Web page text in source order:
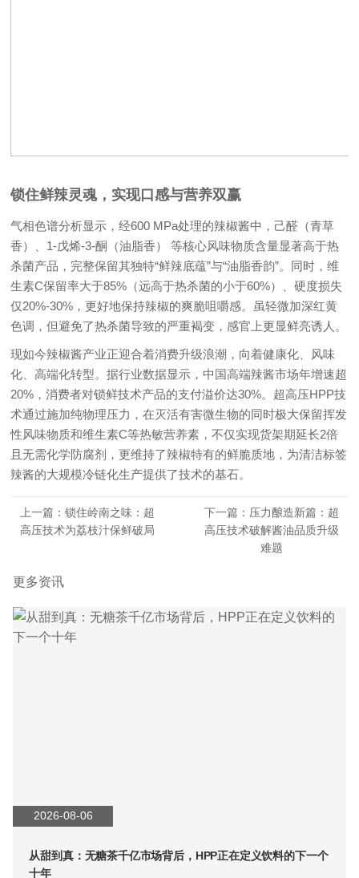
锁住鲜辣灵魂，实现口感与营养双赢
气相色谱分析显示，经600 MPa处理的辣椒酱中，己醛（青草
香）、1-戊烯-3-酮（油脂香） 等核心风味物质含量显著高于热
杀菌产品，完整保留其独特“鲜辣底蕴”与“油脂香韵”。同时，维
生素C保留率大于85%（远高于热杀菌的小于60%）、硬度损失
仅20%-30%，更好地保持辣椒的爽脆咀嚼感。虽轻微加深红黄
色调，但避免了热杀菌导致的严重褐变，感官上更显鲜亮诱人。
现如今辣椒酱产业正迎合着消费升级浪潮，向着健康化、风味
化、高端化转型。据行业数据显示，中国高端辣酱市场年增速超
20%，消费者对锁鲜技术产品的支付溢价达30%。超高压HPP技
术通过施加纯物理压力，在灭活有害微生物的同时极大保留挥发
性风味物质和维生素C等热敏营养素，不仅实现货架期延长2倍
且无需化学防腐剂，更维持了辣椒特有的鲜脆质地，为清洁标签
辣酱的大规模冷链化生产提供了技术的基石。
上一篇：锁住岭南之味：超
高压技术为荔枝汁保鲜破局
下一篇：压力酿造新篇：超
高压技术破解酱油品质升级
难题
更多资讯
2026-08-06
从甜到真：无糖茶千亿市场背后，HPP正在定义饮料的下一个
十年